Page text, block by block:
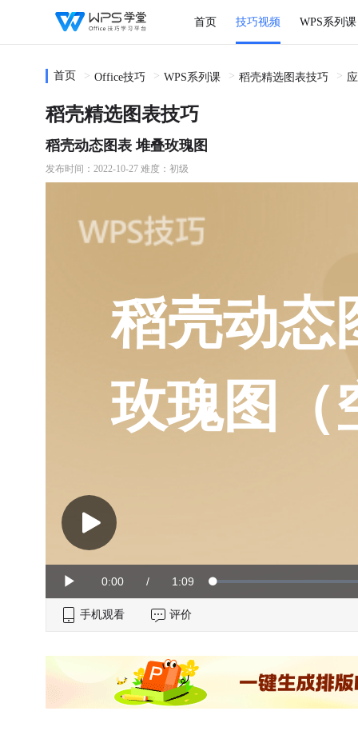
首页 技巧视频 WPS系列课
首页 Office技巧 WPS系列课 稻壳精选图表技巧
稻壳精选图表技巧
稻壳动态图表 堆叠玫瑰图
发布时间：2022-10-27 难度：初级
Play Current
Time
0:00 / Duration
1:09 Loaded:
0%
稻壳动态
玫瑰图（
手机观看 评价